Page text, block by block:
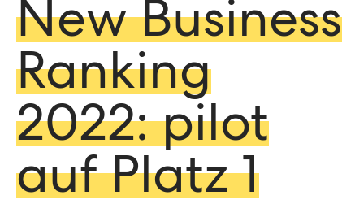
München
Zürich
New Business
Ranking
2022: pilot
auf Platz 1